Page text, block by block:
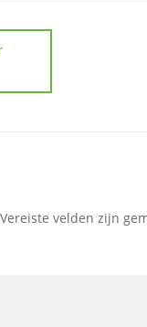
Vereiste velden zijn